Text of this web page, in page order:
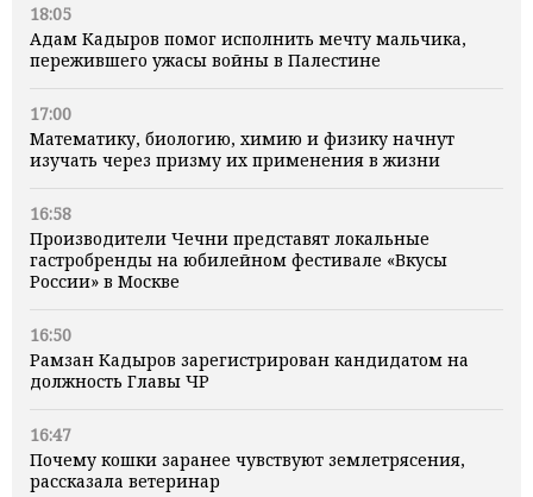
18:05
Адам Кадыров помог исполнить мечту мальчика,
пережившего ужасы войны в Палестине
17:00
Математику, биологию, химию и физику начнут
изучать через призму их применения в жизни
16:58
Производители Чечни представят локальные
гастробренды на юбилейном фестивале «Вкусы
России» в Москве
16:50
Рамзан Кадыров зарегистрирован кандидатом на
должность Главы ЧР
16:47
Почему кошки заранее чувствуют землетрясения,
рассказала ветеринар